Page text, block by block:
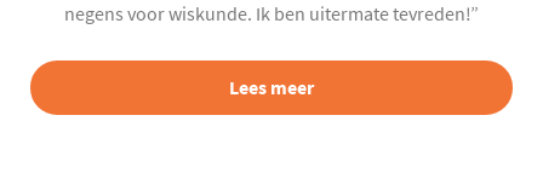
negens voor wiskunde. Ik ben uitermate tevreden!”
Lees meer